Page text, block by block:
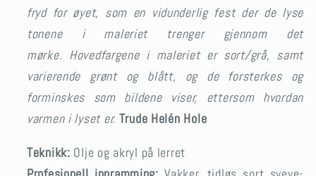
fryd for øyet, som en vidunderlig fest der de lyse
tonene i maleriet trenger gjennom det
mørke. Hovedfargene i maleriet er sort/grå, samt
varierende grønt og blått, og de forsterkes og
forminskes som bildene viser, ettersom hvordan
varmen i lyset er. Trude Helén Hole
Teknikk: Olje og akryl på lerret